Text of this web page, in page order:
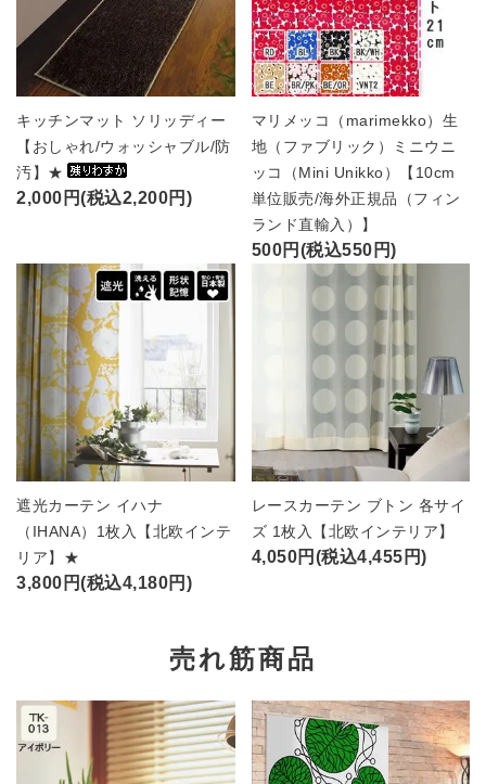
キッチンマット ソリッディー
【おしゃれ/ウォッシャブル/防
汚】★
2,000円(税込2,200円)
マリメッコ（marimekko）生
地（ファブリック）ミニウニ
ッコ（Mini Unikko）【10cm
単位販売/海外正規品（フィン
ランド直輸入）】
500円(税込550円)
遮光カーテン イハナ
（IHANA）1枚入【北欧インテ
リア】★
3,800円(税込4,180円)
レースカーテン ブトン 各サイ
ズ 1枚入【北欧インテリア】
4,050円(税込4,455円)
売れ筋商品